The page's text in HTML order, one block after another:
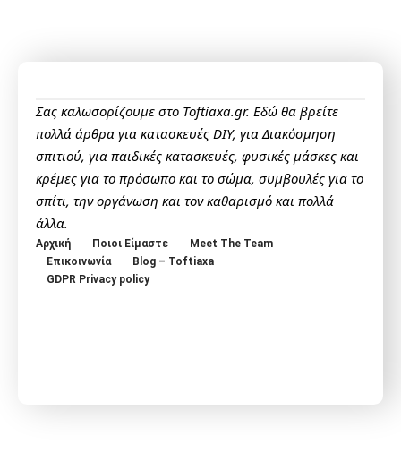
Σας καλωσορίζουμε στο Toftiaxa.gr. Εδώ θα βρείτε
πολλά άρθρα για κατασκευές DIY, για Διακόσμηση
σπιτιού, για παιδικές κατασκευές, φυσικές μάσκες και
κρέμες για το πρόσωπο και το σώμα, συμβουλές για το
σπίτι, την οργάνωση και τον καθαρισμό και πολλά
άλλα.
Αρχική Ποιοι Είμαστε
Meet The Team
Επικοινωνία
Blog – Toftiaxa
GDPR Privacy policy